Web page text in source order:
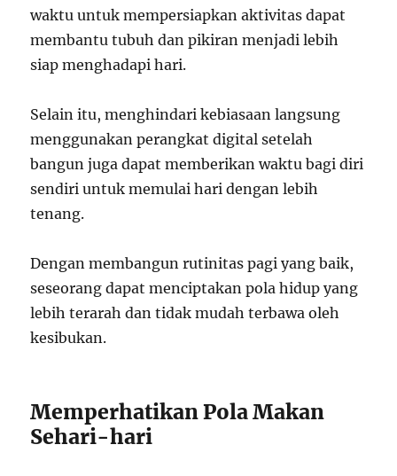
waktu untuk mempersiapkan aktivitas dapat
membantu tubuh dan pikiran menjadi lebih
siap menghadapi hari.
Selain itu, menghindari kebiasaan langsung
menggunakan perangkat digital setelah
bangun juga dapat memberikan waktu bagi diri
sendiri untuk memulai hari dengan lebih
tenang.
Dengan membangun rutinitas pagi yang baik,
seseorang dapat menciptakan pola hidup yang
lebih terarah dan tidak mudah terbawa oleh
kesibukan.
Memperhatikan Pola Makan
Sehari-hari